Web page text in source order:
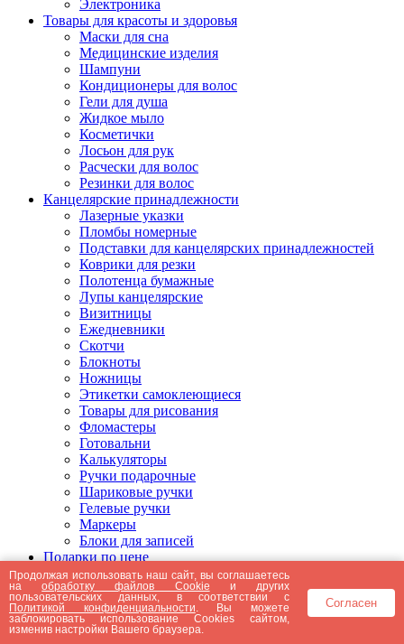
Электроника
Товары для красоты и здоровья
Маски для сна
Медицинские изделия
Шампуни
Кондиционеры для волос
Гели для душа
Жидкое мыло
Косметички
Лосьон для рук
Расчески для волос
Резинки для волос
Канцелярские принадлежности
Лазерные указки
Пломбы номерные
Подставки для канцелярских принадлежностей
Коврики для резки
Полотенца бумажные
Лупы канцелярские
Визитницы
Ежедневники
Скотчи
Блокноты
Ножницы
Этикетки самоклеющиеся
Товары для рисования
Фломастеры
Готовальни
Калькуляторы
Ручки подарочные
Шариковые ручки
Гелевые ручки
Маркеры
Блоки для записей
Подарки по цене
Подарки от 5000 рублей
Подарки до 5000 рублей
Подарки до 3000 рублей
Подарки до 2000 рублей
Подарки до 1000 рублей
Продолжая использовать наш сайт, вы соглашаетесь
наобработку файлов Cookie и других
пользовательских данных, в соответствии с
Политикой конфиденциальности . Вы можете
заблокировать использование Cookies сайтом,
изменив настройки Вашего браузера.
Согласен